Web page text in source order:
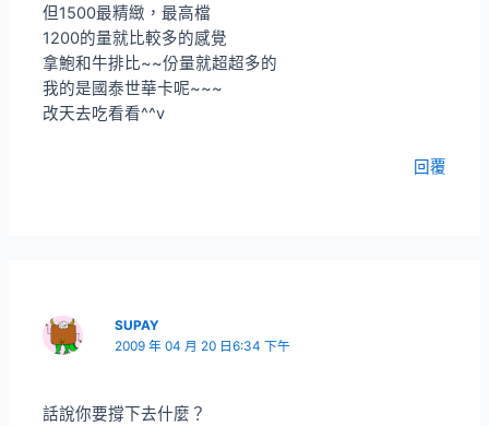
但1500最精緻，最高檔
1200的量就比較多的感覺
拿鮑和牛排比~~份量就超超多的
我的是國泰世華卡呢~~~
改天去吃看看^^v
回覆
SUPAY
2009 年 04 月 20 日6:34 下午
話說你要撐下去什麼？